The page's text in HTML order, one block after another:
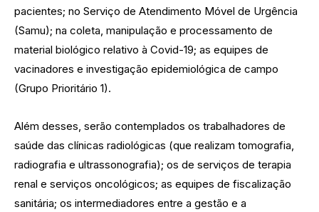
pacientes; no Serviço de Atendimento Móvel de Urgência
(Samu); na coleta, manipulação e processamento de
material biológico relativo à Covid-19; as equipes de
vacinadores e investigação epidemiológica de campo
(Grupo Prioritário 1).
Além desses, serão contemplados os trabalhadores de
saúde das clínicas radiológicas (que realizam tomografia,
radiografia e ultrassonografia); os de serviços de terapia
renal e serviços oncológicos; as equipes de fiscalização
sanitária; os intermediadores entre a gestão e a